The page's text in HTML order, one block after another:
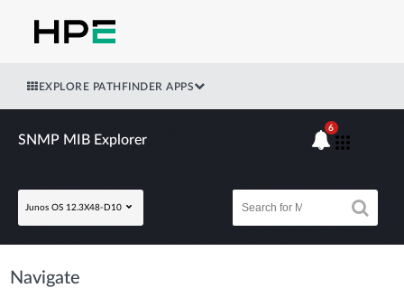
EXPLORE PATHFINDER APPS
SNMP MIB Explorer
Junos OS 12.3X48-D10
6
Navigate